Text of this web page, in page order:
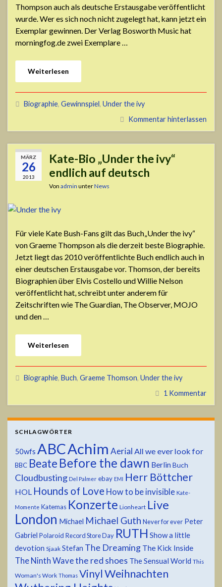
Thompson auch als deutsche Erstausgabe veröffentlicht
wurde. Wer es sich noch nicht zugelegt hat, kann jetzt ein
Exemplar gewinnen. Der Verlag Bosworth Music hat
morningfog.de zwei Exemplare …
Weiterlesen
Biographie, Gewinnspiel, Under the ivy
Kommentar hinterlassen
MÄRZ
26
2013
Kate-Bio „Under the ivy“
endlich auf deutsch
Von admin unterNews
Für viele Kate Bush-Fans gilt das Buch„Under the ivy“
von Graeme Thompson als die derzeit beste Biographie.
Jetzt liegt das 2010 veröffentlichte Buch endlich auch in
einer deutschen Erstausgabe vor. Thomson, der bereits
Biographien über Elvis Costello und Willie Nelson
veröffentlicht hat, schreibt unter anderem für
Zeitschriften wie The Guardian, The Observer, MOJO
und den …
Weiterlesen
Biographie, Buch, Graeme Thomson, Under the ivy
1 Kommentar
SCHLAGWÖRTER
50wfs ABCAchim Aerial All we ever look for
BBC Beate Before the dawn Berlin Buch
Cloudbusting Del Palmer ebay EMI Herr Böttcher
HOL Hounds of Love How to be invisible Kate-
Momente Katemas Konzerte Lionheart Live
London Michael Michael Guth Never for ever Peter
Gabriel Polaroid Record Store Day RUTH Show a little
devotion Sjaak Stefan The Dreaming The Kick Inside
The Ninth Wavethe red shoes The Sensual World This
Woman's Work Thomas VinylWeihnachten